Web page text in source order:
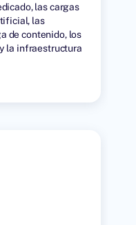
las cargas
las
de contenido, los
la infraestructura